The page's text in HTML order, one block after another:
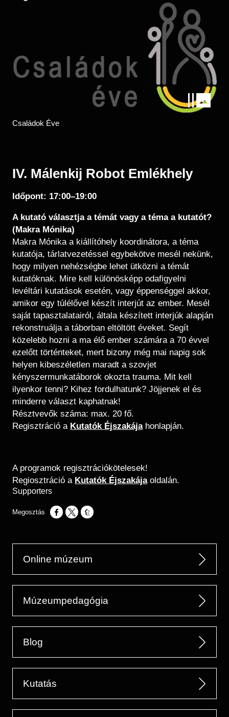
Családok Éve
IV. Málenkij Robot Emlékhely
Időpont: 17:00–19:00
A kutató választja a témát vagy a téma a kutatót?
(Makra Mónika)
Makra Mónika a kiállítóhely koordinátora, a téma
kutatója, tárlatvezetéssel egybekötve mesél nekünk,
hogy milyen nehézségbe lehet ütközni a témát
kutatóknak. Mire kell különösképp odafigyelni
levéltári kutatások esetén, vagy éppenséggel akkor,
amikor egy túlélővel készít interjút az ember. Mesél
saját tapasztalatairól, általa készített interjúk alapján
rekonstruálja a táborban eltöltött éveket. Segít
közelebb hozni a ma élő ember számára a 70 évvel
ezelőtt történteket, mert bizony még mai napig sok
helyen kibeszéletlen maradt a szovjet
kényszermunkatáborok okozta trauma. Mit kell
ilyenkor tenni? Kihez fordulhatunk? Jöjjenek el és
minderre választ kaphatnak!
Résztvevők száma: max. 20 fő.
Regisztráció a Kutatók Éjszakájahonlapján.
A programok regisztrációkötelesek!
Regiosztráció a Kutatók Éjszakájaoldalán.
Supporters
Opens in a new window
Opens in a new window
Opens in a new window
Online múzeum
Múzeumpedagógia
Blog
Kutatás